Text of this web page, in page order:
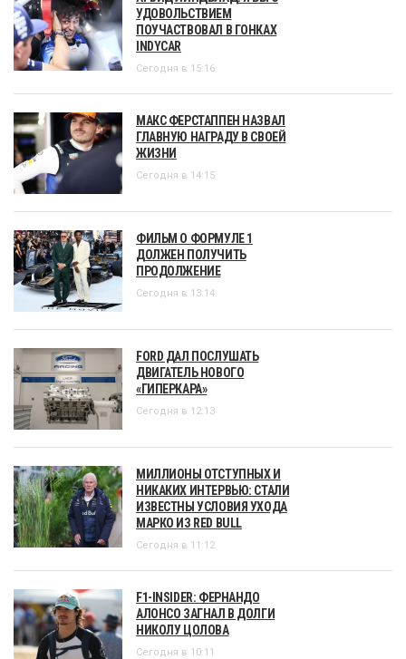
УДОВОЛЬСТВИЕМ
ПОУЧАСТВОВАЛ В ГОНКАХ
INDYCAR
Сегодня в 15:16
МАКС ФЕРСТАППЕН НАЗВАЛ
ГЛАВНУЮ НАГРАДУ В СВОЕЙ
ЖИЗНИ
Сегодня в 14:15
ФИЛЬМ О ФОРМУЛЕ 1
ДОЛЖЕН ПОЛУЧИТЬ
ПРОДОЛЖЕНИЕ
Сегодня в 13:14
FORD ДАЛ ПОСЛУШАТЬ
ДВИГАТЕЛЬ НОВОГО
«ГИПЕРКАРА»
Сегодня в 12:13
МИЛЛИОНЫ ОТСТУПНЫХ И
НИКАКИХ ИНТЕРВЬЮ: СТАЛИ
ИЗВЕСТНЫ УСЛОВИЯ УХОДА
МАРКО ИЗ RED BULL
Сегодня в 11:12
F1-INSIDER: ФЕРНАНДО
АЛОНСО ЗАГНАЛ В ДОЛГИ
НИКОЛУ ЦОЛОВА
Сегодня в 10:11